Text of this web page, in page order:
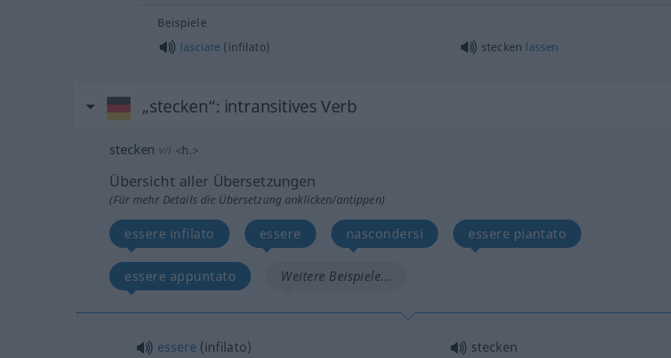
Beispiele
lasciare (infilato) stecken lassen
„stecken“: intransitives Verb
stecken v/i <h. >
Übersicht aller Übersetzungen
(Für mehr Details die Übersetzung anklicken/antippen)
essere infilato essere nascondersi essere piantato
essere appuntato Weitere Beispiele...
essere (infilato) stecken